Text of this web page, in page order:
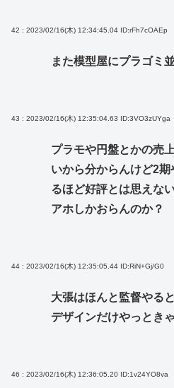
42 : 2023/02/16(木) 12:34:45.04 ID:rFh7cOAEp
また模型屋にプラゴミ
43 : 2023/02/16(木) 12:35:04.63 ID:3VO3zUYga
プラモや円盤とかの売
いから分からんけど2
るほど好評とは思えな
アホしかおらんのか？
44 : 2023/02/16(木) 12:35:05.44 ID:RiN+Gj/G0
大張はほんと監督やる
デザインだけやっとき
46 : 2023/02/16(木) 12:36:05.20 ID:1v24YO8va